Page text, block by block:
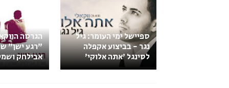
ספיישל ימי העומר: גיל
נגר - בביצוע אקפלה
לסינגל 'אתה אלוקי'
הגרסה
"רגע ישן"
אבילחק